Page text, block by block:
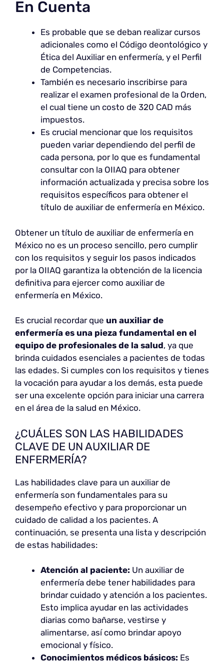
En Cuenta
Es probable que se deban realizar cursos
adicionales como el Código deontológico y
Ética del Auxiliar en enfermería, y el Perfil
de Competencias.
También es necesario inscribirse para
realizar el examen profesional de la Orden,
el cual tiene un costo de 320 CAD más
impuestos.
Es crucial mencionar que los requisitos
pueden variar dependiendo del perfil de
cada persona, por lo que es fundamental
consultar con la OIIAQ para obtener
información actualizada y precisa sobre los
requisitos específicos para obtener el
título de auxiliar de enfermería en México.
Obtener un título de auxiliar de enfermería en
México no es un proceso sencillo, pero cumplir
con los requisitos y seguir los pasos indicados
por la OIIAQ garantiza la obtención de la licencia
definitiva para ejercer como auxiliar de
enfermería en México.
Es crucial recordar que un auxiliar de
enfermería es una pieza fundamental en el
equipo de profesionales de la salud, ya que
brinda cuidados esenciales a pacientes de todas
las edades. Si cumples con los requisitos y tienes
la vocación para ayudar a los demás, esta puede
ser una excelente opción para iniciar una carrera
en el área de la salud en México.
¿CUÁLES SON LAS HABILIDADES
CLAVE DE UN AUXILIAR DE
ENFERMERÍA?
Las habilidades clave para un auxiliar de
enfermería son fundamentales para su
desempeño efectivo y para proporcionar un
cuidado de calidad a los pacientes. A
continuación, se presenta una lista y descripción
de estas habilidades:
Atención al paciente: Un auxiliar de
enfermería debe tener habilidades para
brindar cuidado y atención a los pacientes.
Esto implica ayudar en las actividades
diarias como bañarse, vestirse y
alimentarse, así como brindar apoyo
emocional y físico.
Conocimientos médicos básicos: Es